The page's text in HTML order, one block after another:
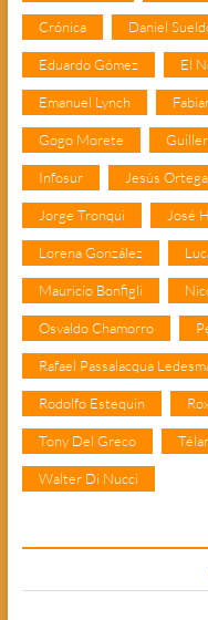
Crónica Daniel
Eduardo Gómez El
Emanuel Lynch
Gogo Morete
Infosur Jesús Ortega
Jorge Tronqui José
Lorena González
Mauricio Bonfigli
Osvaldo Chamorro
Rafael Passalacqua
Rodolfo Estequin
Tony Del Greco
Walter Di Nucci